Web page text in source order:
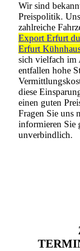
Wir sind
Preispolitik.
zahlreiche
Export Erfurt
Erfurt
sich vielfach im
entfallen hohe
diese
einen guten
Fragen Sie uns
informieren Sie
unverbindlich.